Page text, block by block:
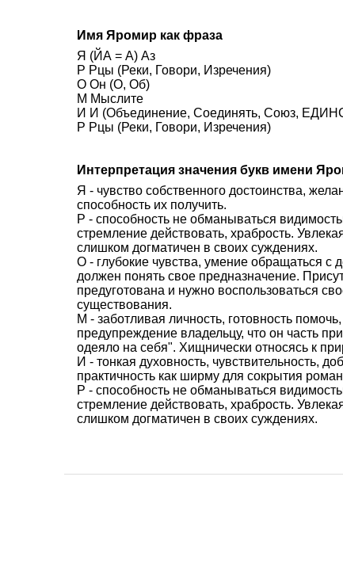
Имя Яромир как фраза
Я (ЙА = А) Аз
Р Рцы (Реки, Говори, Изречения)
О Он (О, Об)
М Мыслите
И И (Объединение, Соединять, Союз,
Р Рцы (Реки, Говори, Изречения)
Интерпретация значения букв имени
Я - чувство собственного достоинства,
способность их получить.
Р - способность не обманываться
стремление действовать, храбрость.
слишком догматичен в своих суждениях.
О - глубокие чувства, умение обращаться с
должен понять свое предназначение.
предуготована и нужно воспользоваться
существования.
М - заботливая личность, готовность
предупреждение владельцу, что он часть
одеяло на себя". Хищнически относясь к
И - тонкая духовность, чувствительность,
практичность как ширму для сокрытия
Р - способность не обманываться
стремление действовать, храбрость.
слишком догматичен в своих суждениях.